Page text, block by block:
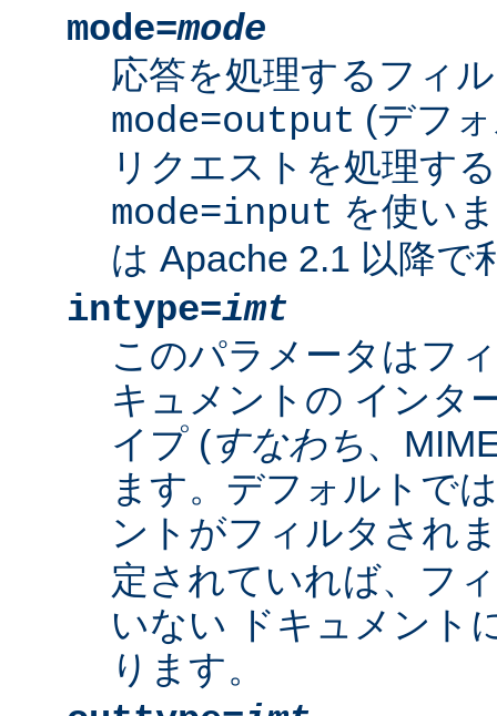
mode=mode
応答を処理するフィ
mode=output (デフ
リクエストを処理す
mode=input を使い
は Apache 2.1 以降で
intype=imt
このパラメータはフ
キュメントの インタ
イプ (すなわち、
ます。デフォルトで
ントがフィルタされ
定されていれば、フ
いない ドキュメント
ります。